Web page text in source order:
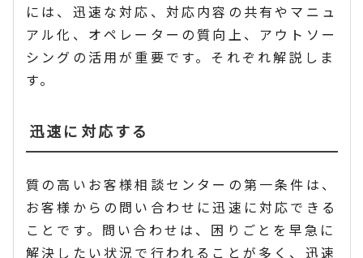
には、迅速な対応、対応内容の共有やマニュ
アル化、オペレーターの質向上、アウトソー
シングの活用が重要です。それぞれ解説しま
す。
迅速に対応する
質の高いお客様相談センターの第一条件は、
お客様からの問い合わせに迅速に対応できる
ことです。問い合わせは、困りごとを早急に
解決したい状況で行われることが多く、迅速